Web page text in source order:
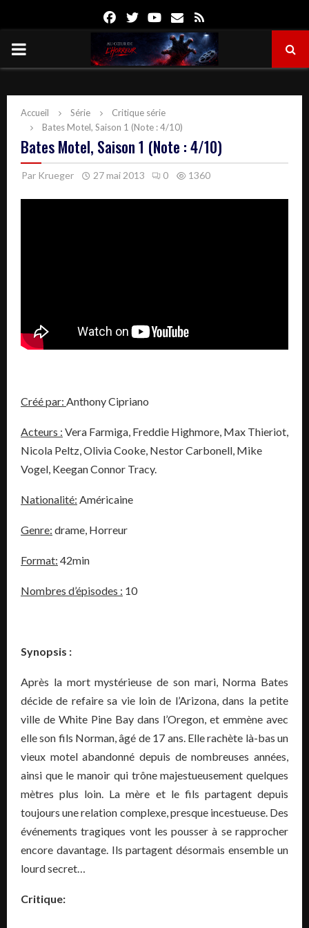
FacebookTwitterYoutube
Email
PRIMARY
Accueil Série
Critique série
Bates Motel, Saison 1 (Note : 4/10)
Bates Motel, Saison 1 (Note : 4/10)
Par Krueger 27 mai 2013 0 1360
Créé par: Anthony Cipriano
Acteurs : Vera Farmiga, Freddie Highmore, Max Thieriot,
Nicola Peltz, Olivia Cooke, Nestor Carbonell, Mike
Vogel, Keegan Connor Tracy.
Nationalité: Américaine
Genre: drame, Horreur
Format: 42min
Nombres d’épisodes : 10
Synopsis :
Après la mort mystérieuse de son mari, Norma Bates
décide de refaire sa vie loin de l’Arizona, dans la petite
ville de White Pine Bay dans l’Oregon, et emmène avec
elle son fils Norman, âgé de 17 ans. Elle rachète là-bas un
vieux motel abandonné depuis de nombreuses années,
ainsi que le manoir qui trône majestueusement quelques
mètres plus loin. La mère et le fils partagent depuis
toujours une relation complexe, presque incestueuse. Des
événements tragiques vont les pousser à se rapprocher
encore davantage. Ils partagent désormais ensemble un
lourd secret…
Critique: